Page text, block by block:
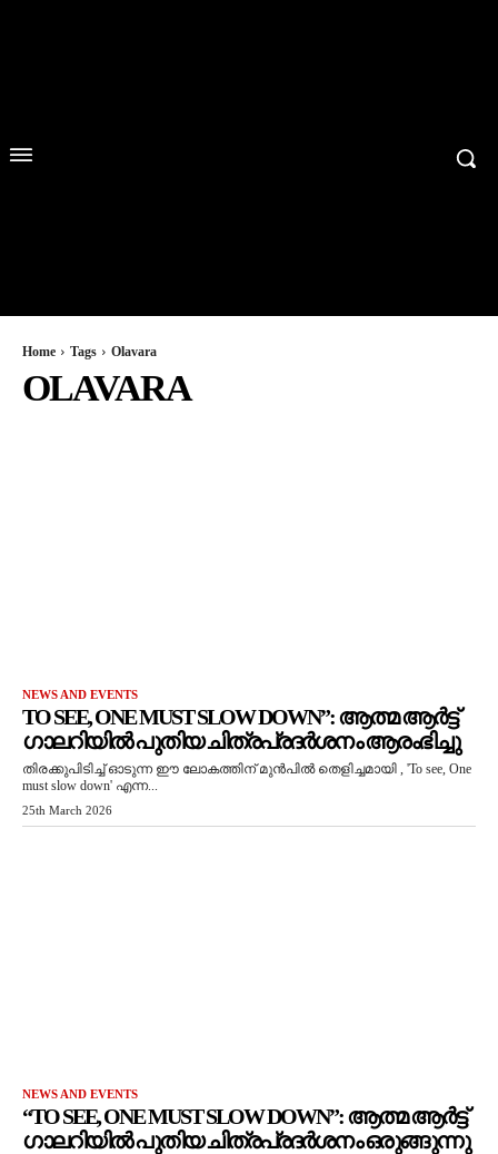
Home Tags Olavara
OLAVARA
NEWS AND EVENTS
TO SEE, ONE MUST SLOW DOWN”: ആത്മ ആർട്ട്
ഗാലറിയിൽ പുതിയ ചിത്രപ്രദർശനം ആരംഭിച്ചു
തിരക്കുപിടിച്ച് ഓടുന്ന ഈ ലോകത്തിന് മുൻപിൽ തെളിച്ചമായി , 'To see, One
must slow down' എന്ന...
25th March 2026
NEWS AND EVENTS
“TO SEE, ONE MUST SLOW DOWN”: ആത്മ ആർട്ട്
ഗാലറിയിൽ പുതിയ ചിത്രപ്രദർശനം ഒരുങ്ങുന്നു